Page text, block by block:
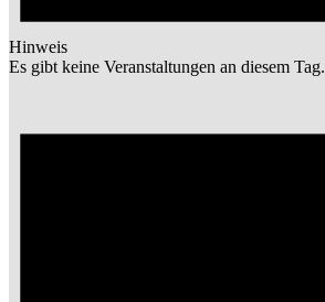
Hinweis
Es gibt keine Veranstaltungen an diesem Tag.